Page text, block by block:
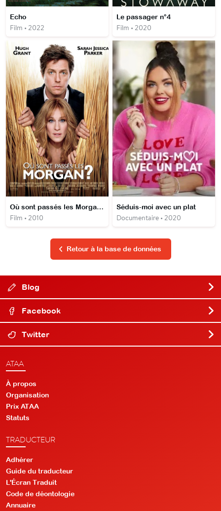
Echo
Film • 2022
Le passager n°4
Film • 2020
Où sont passés les Morgan ?
Film • 2010
Séduis-moi avec un plat
Documentaire • 2020
Retour à la base de données
Blog
Facebook
Twitter
ATAA
À propos
Organisation
Prix ATAA
Statuts
TRADUCTEUR
Adhérer
Guide du traducteur
L'Écran Traduit
Code de déontologie
Annuaire